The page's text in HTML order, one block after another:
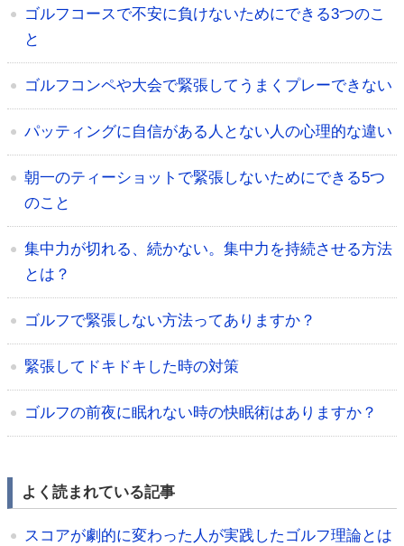
ゴルフコースで不安に負けないためにできる3つのこ
と
ゴルフコンペや大会で緊張してうまくプレーできない
パッティングに自信がある人とない人の心理的な違い
朝一のティーショットで緊張しないためにできる5つ
のこと
集中力が切れる、続かない。集中力を持続させる方法
とは？
ゴルフで緊張しない方法ってありますか？
緊張してドキドキした時の対策
ゴルフの前夜に眠れない時の快眠術はありますか？
よく読まれている記事
スコアが劇的に変わった人が実践したゴルフ理論とは